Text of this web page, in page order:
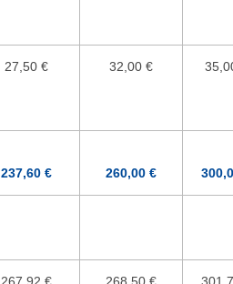
27,50 € 32,00 €
237,60 €
260,00 €